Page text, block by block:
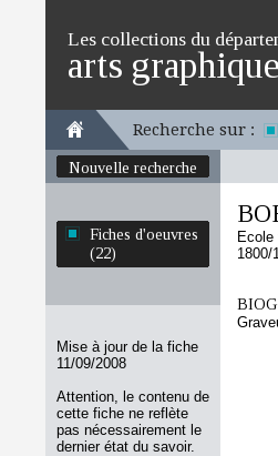
Les collections du
arts
Recherche sur :
Nouvelle recherche
Fiches d'oeuvres
(22)
Mise à jour de la fiche
11/09/2008
Attention, le contenu de
cette fiche ne reflète
pas nécessairement le
dernier état du savoir.
1800/